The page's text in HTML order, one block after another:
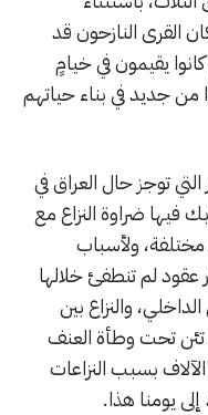
القرى النازحون قد
يقيمون في خيامٍ
من جديد في بناء حياتهم
توجز حال العراق في
فيها ضراوة النزاع مع
مختلفة، ولأسباب
عقود لم تنطفئ خلالها
والنزاع بين
تئن تحت وطأة العنف
بسبب النزاعات
يومنا هذا.